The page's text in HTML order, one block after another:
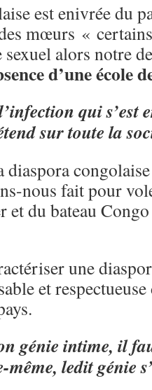
est enivrée du
mœurs «
alors notre
d’une école
qui s’est
sur toute la
diaspora
nous fait pour
et du bateau
une
et
génie intime, il
ledit génie